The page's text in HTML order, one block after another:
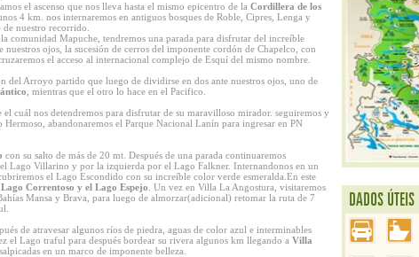
el ascenso que nos lleva hasta el mismo epicentro de la Cordillera de los
4 km. nos internaremos en antiguos bosques de Roble, Cipres, Lenga y
nuestro recorrido.
comunidad Mapuche, tendremos una parada para disfrutar del increíble
nuestros ojos, la sucesión de cerros del imponente cordón de Chapelco, con
el acceso al internacional complejo de Esquí del mismo nombre.
del Arroyo partido que luego de dividirse en dos ante nuestros ojos, uno de
, mientras que el otro lo hace en el Pacifico.
cuál nos detendremos para disfrutar de su maravilloso mirador. seguiremos y
Hermoso, abandonaremos el Parque Nacional Lanín para ingresar en PN
con su salto de más de 20 mt. Después de una parada continuaremos
Lago Villarino y por la izquierda por el Lago Falkner. Internandonos en un
el Lago Escondido con su increíble color verde esmeralda.En este
Lago Correntoso y el Lago Espejo . Un vez en Villa La Angostura, visitaremos
Mansa y Brava, para luego de almorzar(adicional) retomar la ruta de 7
de atravesar algunos ríos de piedra, aguas de color azul e interminables
el Lago traful para después bordear su rivera algunos km llegando a Villa
en un marco de imponente belleza.
DADOS ÚTEIS